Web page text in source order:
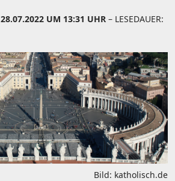
28.07.2022 UM 13:31 UHR – LESEDAUER:
Bild: katholisch.de